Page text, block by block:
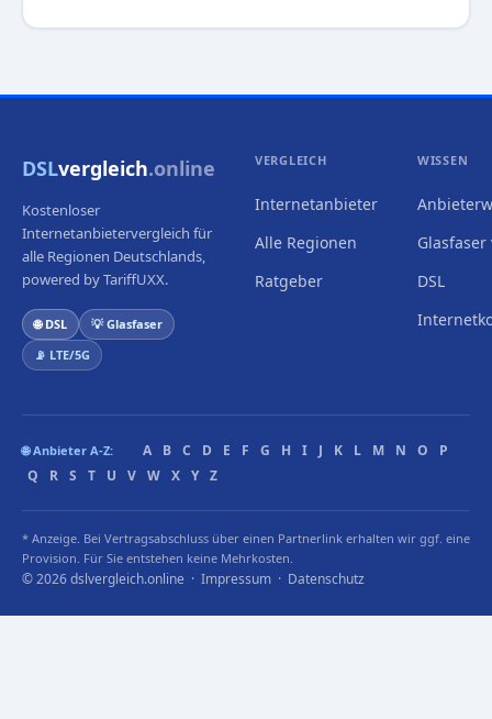
DSLvergleich.online
Kostenloser
Internetanbietervergleich für
alle Regionen Deutschlands,
powered by TariffUXX.
🌐 DSL
💡 Glasfaser
📡 LTE/5G
VERGLEICH
Internetanbieter
Alle Regionen
Ratgeber
WISSEN
Glasfaser
DSL
🌐 Anbieter A-Z: A B C D E F G H I J K L M N O
P
Q
R S T U V W X Y Z
* Anzeige. Bei Vertragsabschluss über einen Partnerlink erhalten wir ggf. eine
Provision. Für Sie entstehen keine Mehrkosten.
© 2026 dslvergleich.online · Impressum · Datenschutz